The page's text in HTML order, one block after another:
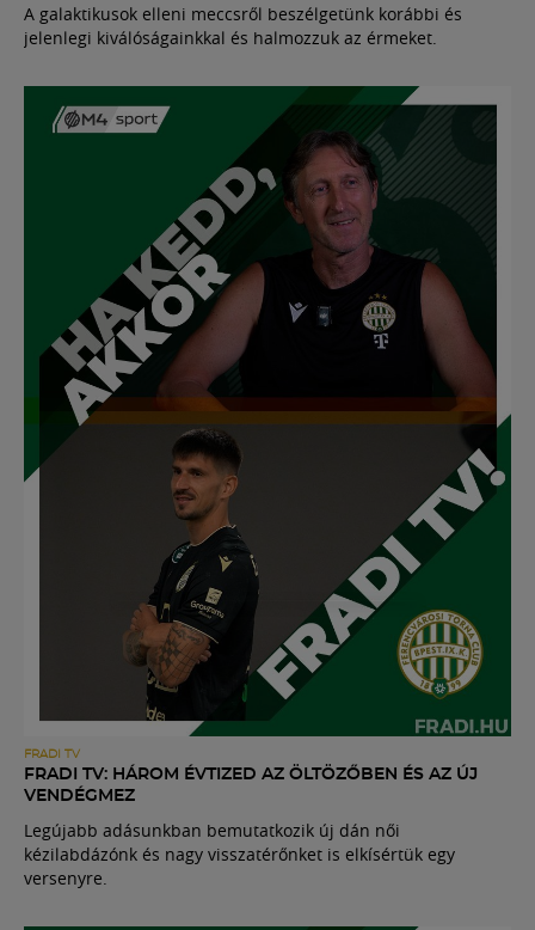
A galaktikusok elleni meccsről beszélgetünk korábbi és
jelenlegi kiválóságainkkal és halmozzuk az érmeket.
FRADI TV
FRADI TV: HÁROM ÉVTIZED AZ ÖLTÖZŐBEN ÉS AZ ÚJ
VENDÉGMEZ
Legújabb adásunkban bemutatkozik új dán női
kézilabdázónk és nagy visszatérőnket is elkísértük egy
versenyre.